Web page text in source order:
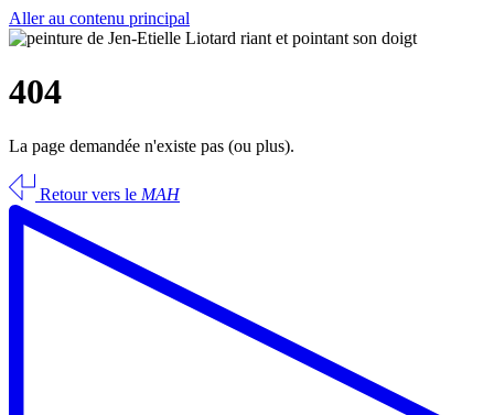
Aller au contenu principal
404
La page demandée n'existe pas (ou plus).
Retour vers le MAH